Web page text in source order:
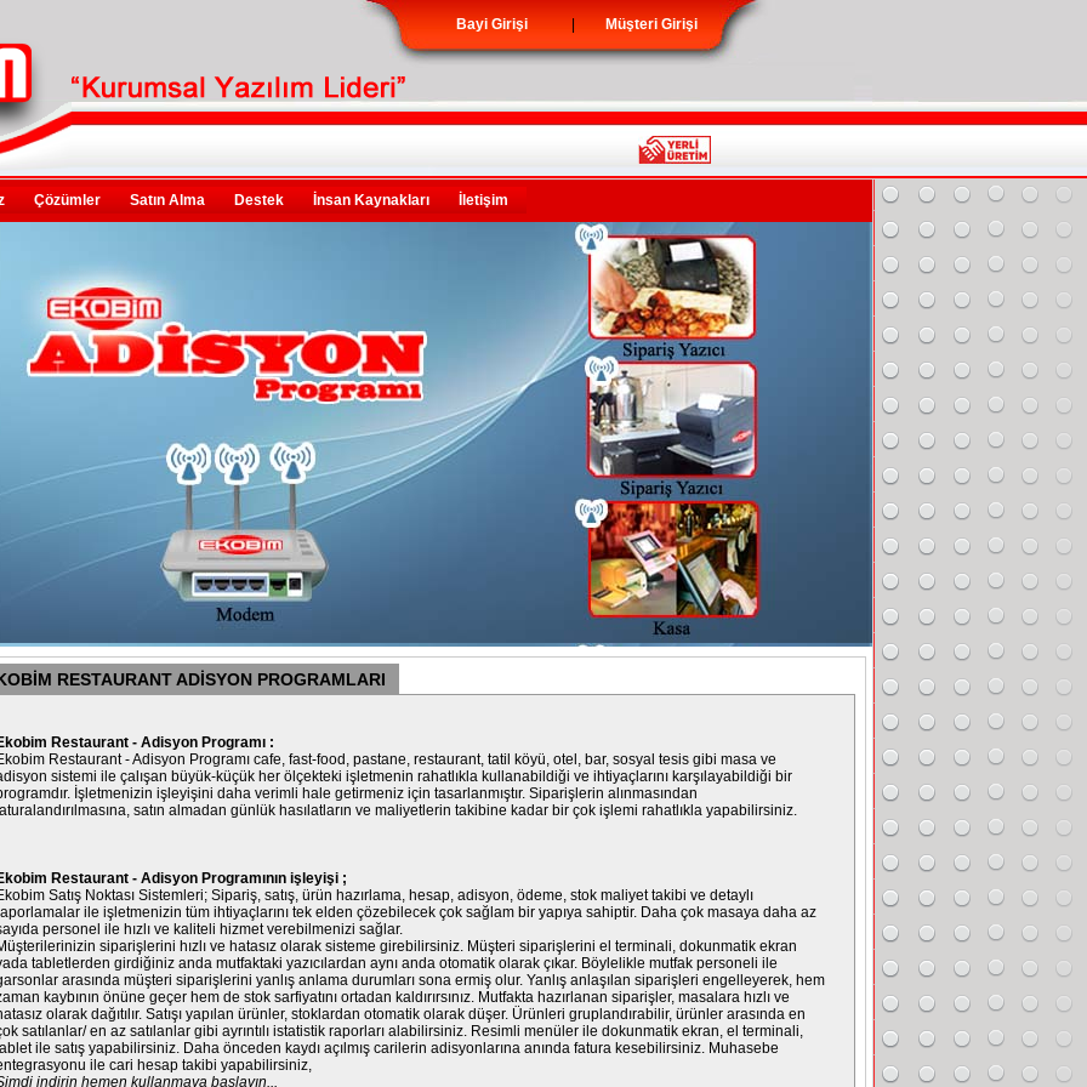
Bayi Girişi Müşteri Girişi
Çözümler Satın Alma Destek İnsan Kaynakları İletişim
RESTAURANT ADİSYON PROGRAMLARI
Restaurant - Adisyon Programı :
Restaurant - Adisyon Programı cafe, fast-food, pastane, restaurant, tatil köyü, otel, bar, sosyal tesis gibi masa ve
sistemi ile çalışan büyük-küçük her ölçekteki işletmenin rahatlıkla kullanabildiği ve ihtiyaçlarını karşılayabildiği bir
İşletmenizin işleyişini daha verimli hale getirmeniz için tasarlanmıştır. Siparişlerin alınmasından
satın almadan günlük hasılatların ve maliyetlerin takibine kadar bir çok işlemi rahatlıkla yapabilirsiniz.
Restaurant - Adisyon Programının işleyişi ;
Satış Noktası Sistemleri; Sipariş, satış, ürün hazırlama, hesap, adisyon, ödeme, stok maliyet takibi ve detaylı
ile işletmenizin tüm ihtiyaçlarını tek elden çözebilecek çok sağlam bir yapıya sahiptir. Daha çok masaya daha az
personel ile hızlı ve kaliteli hizmet verebilmenizi sağlar.
siparişlerini hızlı ve hatasız olarak sisteme girebilirsiniz. Müşteri siparişlerini el terminali, dokunmatik ekran
tabletlerden girdiğiniz anda mutfaktaki yazıcılardan aynı anda otomatik olarak çıkar. Böylelikle mutfak personeli ile
arasında müşteri siparişlerini yanlış anlama durumları sona ermiş olur. Yanlış anlaşılan siparişleri engelleyerek, hem
kaybının önüne geçer hem de stok sarfiyatını ortadan kaldırırsınız. Mutfakta hazırlanan siparişler, masalara hızlı ve
olarak dağıtılır. Satışı yapılan ürünler, stoklardan otomatik olarak düşer. Ürünleri gruplandırabilir, ürünler arasında en
satılanlar/ en az satılanlar gibi ayrıntılı istatistik raporları alabilirsiniz. Resimli menüler ile dokunmatik ekran, el terminali,
ile satış yapabilirsiniz. Daha önceden kaydı açılmış carilerin adisyonlarına anında fatura kesebilirsiniz. Muhasebe
ile cari hesap takibi yapabilirsiniz,
indirin hemen kullanmaya başlayın...